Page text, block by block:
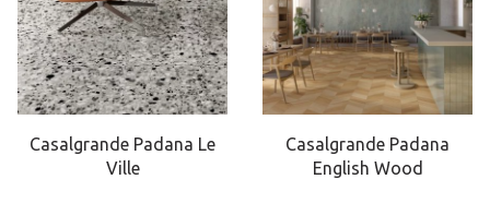
Casalgrande Padana Le
Ville
Casalgrande Padana
English Wood